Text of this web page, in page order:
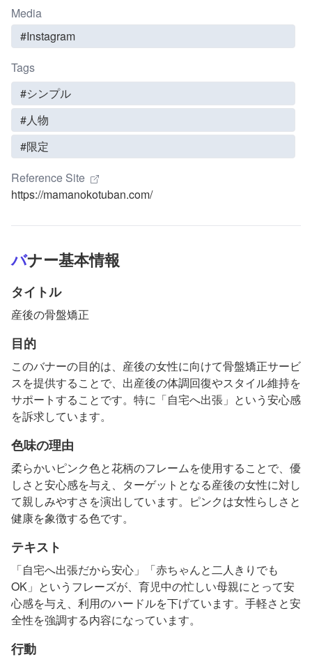
Media
#Instagram
Tags
#シンプル
#人物
#限定
Reference Site
https://mamanokotuban.com/
バナー基本情報
タイトル
産後の骨盤矯正
目的
このバナーの目的は、産後の女性に向けて骨盤矯正サービ
スを提供することで、出産後の体調回復やスタイル維持を
サポートすることです。特に「自宅へ出張」という安心感
を訴求しています。
色味の理由
柔らかいピンク色と花柄のフレームを使用することで、優
しさと安心感を与え、ターゲットとなる産後の女性に対し
て親しみやすさを演出しています。ピンクは女性らしさと
健康を象徴する色です。
テキスト
「自宅へ出張だから安心」「赤ちゃんと二人きりでも
OK」というフレーズが、育児中の忙しい母親にとって安
心感を与え、利用のハードルを下げています。手軽さと安
全性を強調する内容になっています。
行動